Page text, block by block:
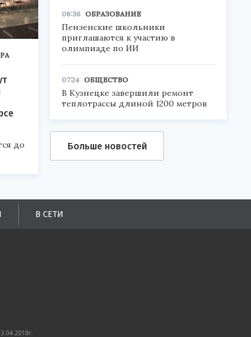
до
08:36 ОБРАЗОВАНИЕ
Пензенские школьники
приглашаются к участию в
олимпиаде по ИИ
07:24 ОБЩЕСТВО
В Кузнецке завершили ремонт
теплотрассы длиной 1200 метров
Больше новостей
В СЕТИ